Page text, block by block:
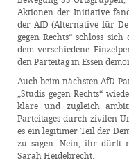
Aktionen der Initiative
der AfD (Alternative für
gegen Rechts“ schloss
dem verschiedene
den Parteitag in Essen
Auch beim nächsten AfD-
„Studis gegen Rechts“
klare und zugleich
Parteitages durch zivilen
es ein legitimer Teil der
zu sagen: Nein, ihr dürft
Sarah Heidebrecht.